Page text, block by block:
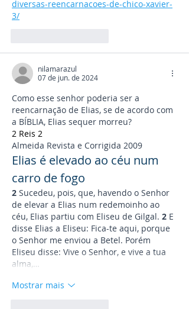
diversas-reencarnacoes-de-chico-xavier-
3/
nilamarazul
07 de jun. de 2024
Como esse senhor poderia ser a
reencarnação de Elias, se de acordo com
a BÍBLIA, Elias sequer morreu?
2 Reis 2
Almeida Revista e Corrigida 2009
Elias é elevado ao céu num
carro de fogo
2 Sucedeu, pois, que, havendo o Senhor
de elevar a Elias num redemoinho ao
céu, Elias partiu com Eliseu de Gilgal. 2 E
disse Elias a Eliseu: Fica-te aqui, porque
o Senhor me enviou a Betel. Porém
Eliseu disse: Vive o Senhor, e vive a tua
alma,…
Mostrar mais